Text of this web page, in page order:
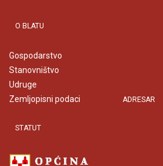
O BLATU
Gospodarstvo
Stanovništvo
Udruge
Zemljopisni podaci
ADRESAR
STATUT